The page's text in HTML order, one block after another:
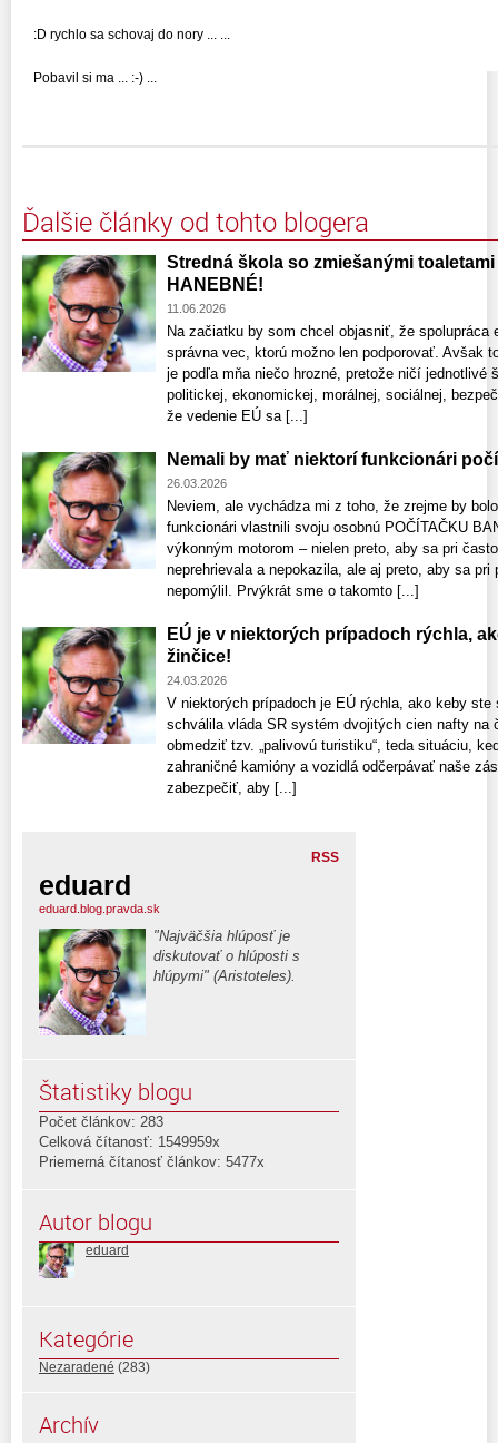
:D rychlo sa schovaj do nory ... ...
Pobavil si ma ... :-) ...
Ďalšie články od tohto blogera
Stredná škola so zmiešanými
HANEBNÉ!
11.06.2026
Na začiatku by som chcel objasniť, že spolupráca
správna vec, ktorú možno len podporovať. Avšak
je podľa mňa niečo hrozné, pretože ničí
politickej, ekonomickej, morálnej, sociálnej,
že vedenie EÚ sa [...]
Nemali by mať niektorí funkcionári
26.03.2026
Neviem, ale vychádza mi z toho, že zrejme by
funkcionári vlastnili svoju osobnú POČÍTAČKU
výkonným motorom – nielen preto, aby sa pri
neprehrievala a nepokazila, ale aj preto, aby sa
nepomýlil. Prvýkrát sme o takomto [...]
EÚ je v niektorých prípadoch rýchla,
žinčice!
24.03.2026
V niektorých prípadoch je EÚ rýchla, ako keby ste
schválila vláda SR systém dvojitých cien nafty na
obmedziť tzv. „palivovú turistiku“, teda situáciu,
zahraničné kamióny a vozidlá odčerpávať naše
zabezpečiť, aby [...]
RSS
eduard
eduard.blog.pravda.sk
"Najväčšia hlúposť je
diskutovať o hlúposti s
hlúpymi" (Aristoteles).
Štatistiky blogu
Počet článkov: 283
Celková čítanosť: 1549959x
Priemerná čítanosť článkov: 5477x
Autor blogu
eduard
Kategórie
Nezaradené (283)
Archív